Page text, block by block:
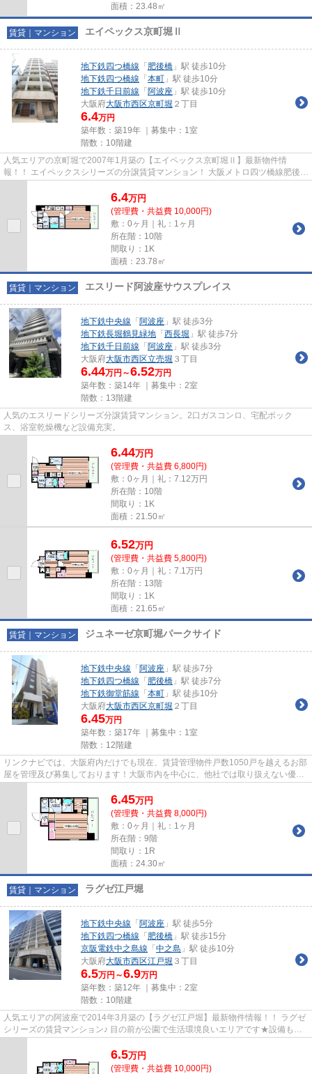
面積：23.48㎡
賃貸｜マンション エイペックス京町堀Ⅱ
地下鉄四つ橋線 「 肥後橋 」駅 徒歩10分
地下鉄四つ橋線 「 本町 」駅 徒歩10分
地下鉄千日前線 「 阿波座 」駅 徒歩10分
大阪府大阪市西区京町堀 ２丁目
6.4万円
築年数：築19年 ｜募集中： 1室
階数：10階建
人気エリアの京町堀で2007年1月築の【エイペックス京町堀Ⅱ】最新物件情
報！！ エイペックスシリーズの分譲賃貸マンション！ 大阪メトロ四ツ橋線肥後橋
6.4万円
(管理費・共益費 10,000円)
敷：0ヶ月｜礼：1ヶ月
所在階：10階
間取り：1K
面積：23.78㎡
賃貸｜マンション エスリード阿波座サウスプレイス
地下鉄中央線 「 阿波座 」駅 徒歩3分
地下鉄長堀鶴見緑地 「 西長堀 」駅 徒歩7分
地下鉄千日前線 「 阿波座 」駅 徒歩3分
大阪府大阪市西区立売堀 ３丁目
6.44万円～6.52万円
築年数：築14年 ｜募集中： 2室
階数：13階建
人気のエスリードシリーズ分譲賃貸マンション。2口ガスコンロ、宅配ボック
ス、浴室乾燥機など設備充実。
6.44万円
(管理費・共益費 6,800円)
敷：0ヶ月｜礼：7.12万円
所在階：10階
間取り：1K
面積：21.50㎡
6.52万円
(管理費・共益費 5,800円)
敷：0ヶ月｜礼：7.1万円
所在階：13階
間取り：1K
面積：21.65㎡
賃貸｜マンション ジュネーゼ京町堀パークサイド
地下鉄中央線 「 阿波座 」駅 徒歩7分
地下鉄四つ橋線 「 肥後橋 」駅 徒歩7分
地下鉄御堂筋線 「 本町 」駅 徒歩10分
大阪府大阪市西区京町堀 ２丁目
6.45万円
築年数：築17年 ｜募集中： 1室
階数：12階建
リンクナビでは、大阪府内だけでも現在、賃貸管理物件戸数1050戸を越えるお部
屋を管理及び募集しております！大阪市内を中心に、他社では取り扱えない優良
6.45万円
(管理費・共益費 8,000円)
敷：0ヶ月｜礼：1ヶ月
所在階：9階
間取り：1R
面積：24.30㎡
賃貸｜マンション ラグゼ江戸堀
地下鉄中央線 「 阿波座 」駅 徒歩5分
地下鉄四つ橋線 「 肥後橋 」駅 徒歩15分
京阪電鉄中之島線 「 中之島 」駅 徒歩10分
大阪府大阪市西区江戸堀 ３丁目
6.5万円～6.9万円
築年数：築12年 ｜募集中： 2室
階数：10階建
人気エリアの阿波座で2014年3月築の【ラグゼ江戸堀】最新物件情報！！ ラグゼ
シリーズの賃貸マンション♪ 目の前が公園で生活環境良いエリアです★設備も充
6.5万円
(管理費・共益費 10,000円)